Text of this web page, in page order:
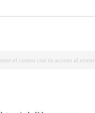
el correo con tu acceso al